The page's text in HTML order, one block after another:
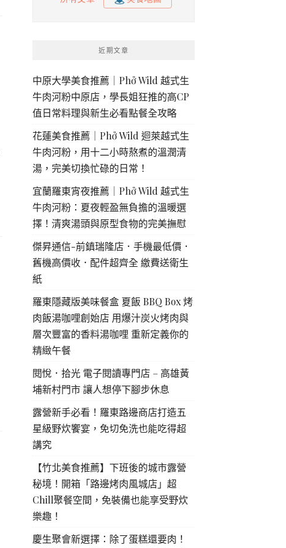
近期文章
中原大學美食推薦｜Phở Wild 越式生
牛肉河粉中原店，學長姐狂推的高CP
值日常料理與新生必看點餐全攻略
花蓮美食推薦｜Phở Wild 迴萊越式生
牛肉河粉，用十二小時熬煮的溫潤清
湯，完美切換忙碌的日常！
宜蘭羅東宵夜推薦｜Phở Wild 越式生
牛肉河粉：夏夜輕盈無負擔的溫暖選
擇！清爽湯頭與原型食物的完美撫慰
傑昇通信-前鎮瑞隆店．手機最低價．
舊機高價收．配件超齊全 繳費送衛生
紙
羅東隱藏版美味餐盒 夏飯 BBQ Box 烤
肉飯湯咖哩創始店 用爆汁炭火烤肉與
層次豐富的香料湯咖哩 重新定義你的
精緻午餐
閱悅．拾光 電子閱讀專門店 – 高雄黃
埔新村門市 讓人想停下腳步休息
露營新手必看！羅東路邊商店打造五
星級野炊饗宴，免切免洗也能吃得超
講究
【竹北美食推薦】下班後的城市露營
秘境！開箱「路邊烤肉風城店」超
Chill聚餐空間，免裝備也能享受野炊
樂趣！
慶生聚會新選擇：除了蛋糕還要肉！